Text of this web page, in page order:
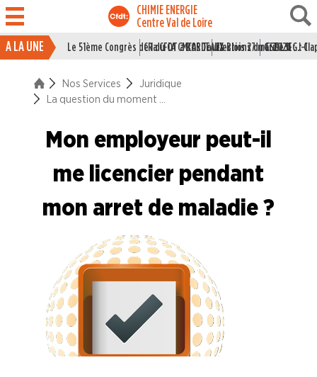
CHIMIE ENERGIE
Centre Val de Loire
ACTUALITÉ
ENTREPRISES
SERVICES
Le syndicat pour les jeunes
Le syndicat pour les cadres
Les accords nationaux interprofessionels
Conventions Collectives Nationales
Calcul des indemnités de licenciement et (…)
A LA UNE Le 51ème Congrès de la CFDT à BORDEAUX
CR du CA CMCAS Tours Blois 27 mai 2026
Elections du CSE LSI : J-1
Grille IEG :
Nos Services
Juridique
La question du moment ...
Mon employeur peut-il
me licencier pendant
mon arret de maladie ?